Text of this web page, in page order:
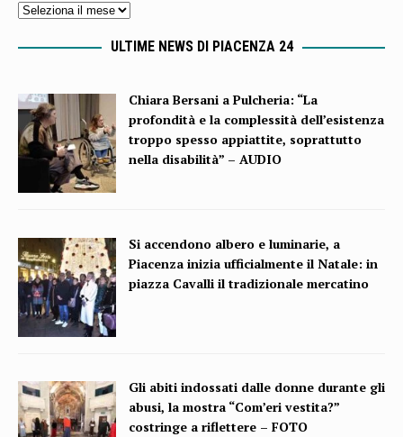
ULTIME NEWS DI PIACENZA 24
Chiara Bersani a Pulcheria: “La
profondità e la complessità dell’esistenza
troppo spesso appiattite, soprattutto
nella disabilità” – AUDIO
Si accendono albero e luminarie, a
Piacenza inizia ufficialmente il Natale: in
piazza Cavalli il tradizionale mercatino
Gli abiti indossati dalle donne durante gli
abusi, la mostra “Com’eri vestita?”
costringe a riflettere – FOTO